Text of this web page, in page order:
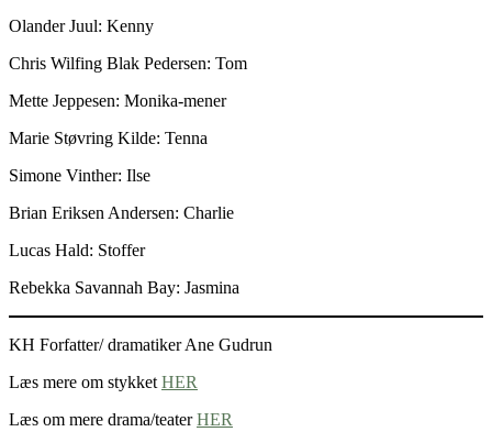
Olander Juul: Kenny
Chris Wilfing Blak Pedersen: Tom
Mette Jeppesen: Monika-mener
Marie Støvring Kilde: Tenna
Simone Vinther: Ilse
Brian Eriksen Andersen: Charlie
Lucas Hald: Stoffer
Rebekka Savannah Bay: Jasmina
KH Forfatter/ dramatiker Ane Gudrun
Læs mere om stykket HER
Læs om mere drama/teaterHER